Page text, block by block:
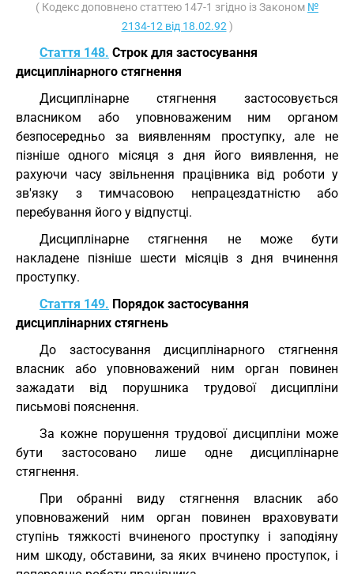
( Кодекс доповнено статтею 147-1 згідно із Законом №
2134-12 від 18.02.92 )
Стаття 148. Строк для застосування
дисциплінарного стягнення
Дисциплінарне стягнення застосовується
власником або уповноваженим ним органом
безпосередньо за виявленням проступку, але не
пізніше одного місяця з дня його виявлення, не
рахуючи часу звільнення працівника від роботи у
зв'язку з тимчасовою непрацездатністю або
перебування його у відпустці.
Дисциплінарне стягнення не може бути
накладене пізніше шести місяців з дня вчинення
проступку.
Стаття 149. Порядок застосування
дисциплінарних стягнень
До застосування дисциплінарного стягнення
власник або уповноважений ним орган повинен
зажадати від порушника трудової дисципліни
письмові пояснення.
За кожне порушення трудової дисципліни може
бути застосовано лише одне дисциплінарне
стягнення.
При обранні виду стягнення власник або
уповноважений ним орган повинен враховувати
ступінь тяжкості вчиненого проступку і заподіяну
ним шкоду, обставини, за яких вчинено проступок, і